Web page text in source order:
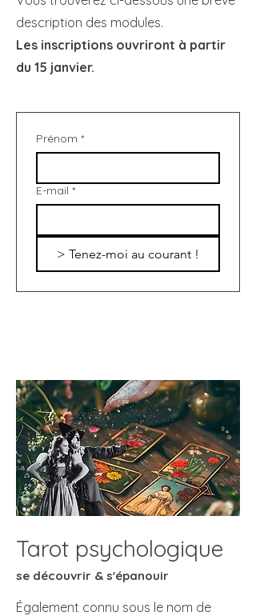
description des modules.
Les inscriptions ouvriront à partir
du 15 janvier.
Prénom *
E-mail *
> Tenez-moi au courant !
Tarot psychologique
se découvrir & s'épanouir
Également connu sous le nom de